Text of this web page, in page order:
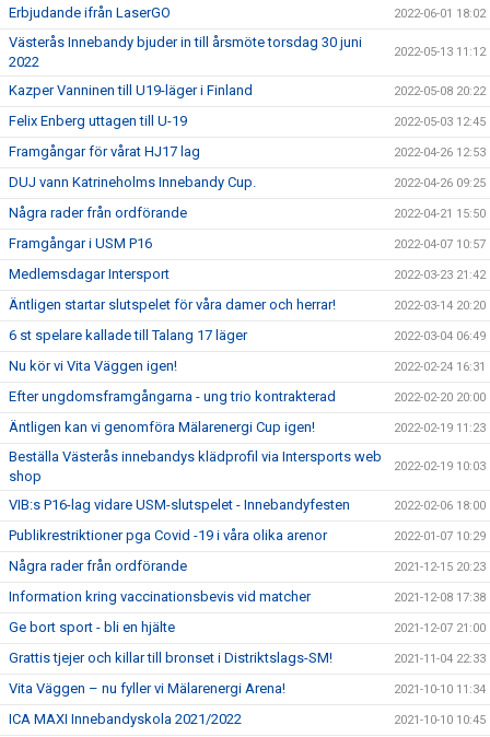
Erbjudande ifrån LaserGO 2022-06-01 18:02
Västerås Innebandy bjuder in till årsmöte torsdag 30 juni
2022
2022-05-13 11:12
Kazper Vanninen till U19-läger i Finland 2022-05-08 20:22
Felix Enberg uttagen till U-19 2022-05-03 12:45
Framgångar för vårat HJ17 lag 2022-04-26 12:53
DUJ vann Katrineholms Innebandy Cup. 2022-04-26 09:25
Några rader från ordförande 2022-04-21 15:50
Framgångar i USM P16 2022-04-07 10:57
Medlemsdagar Intersport 2022-03-23 21:42
Äntligen startar slutspelet för våra damer och herrar! 2022-03-14 20:20
6 st spelare kallade till Talang 17 läger 2022-03-04 06:49
Nu kör vi Vita Väggen igen! 2022-02-24 16:31
Efter ungdomsframgångarna - ung trio kontrakterad 2022-02-20 20:00
Äntligen kan vi genomföra Mälarenergi Cup igen! 2022-02-19 11:23
Beställa Västerås innebandys klädprofil via Intersports web
shop
2022-02-19 10:03
VIB:s P16-lag vidare USM-slutspelet - Innebandyfesten 2022-02-06 18:00
Publikrestriktioner pga Covid -19 i våra olika arenor 2022-01-07 10:29
Några rader från ordförande 2021-12-15 20:23
Information kring vaccinationsbevis vid matcher 2021-12-08 17:38
Ge bort sport - bli en hjälte 2021-12-07 21:00
Grattis tjejer och killar till bronset i Distriktslags-SM! 2021-11-04 22:33
Vita Väggen – nu fyller vi Mälarenergi Arena! 2021-10-10 11:34
ICA MAXI Innebandyskola 2021/2022 2021-10-10 10:45